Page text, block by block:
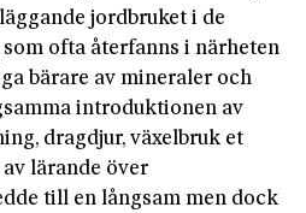
jordbruket i de
ofta återfanns i närheten
bärare av mineraler och
introduktionen av
dragdjur, växelbruk et
lärande över
till en långsam men dock